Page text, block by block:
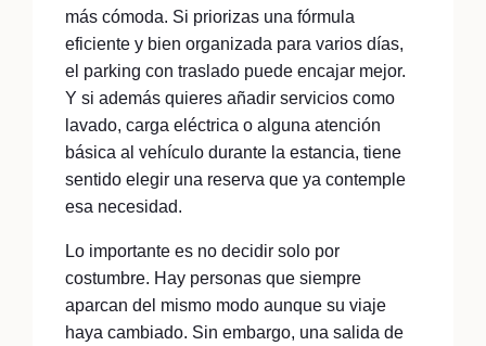
más cómoda. Si priorizas una fórmula
eficiente y bien organizada para varios días,
el parking con traslado puede encajar mejor.
Y si además quieres añadir servicios como
lavado, carga eléctrica o alguna atención
básica al vehículo durante la estancia, tiene
sentido elegir una reserva que ya contemple
esa necesidad.
Lo importante es no decidir solo por
costumbre. Hay personas que siempre
aparcan del mismo modo aunque su viaje
haya cambiado. Sin embargo, una salida de